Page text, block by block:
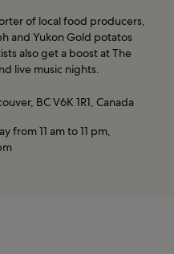
of local food producers,
and Yukon Gold potatos
also get a boost at The
live music nights.
BC V6K 1R1, Canada
from 11 am to 11 pm,